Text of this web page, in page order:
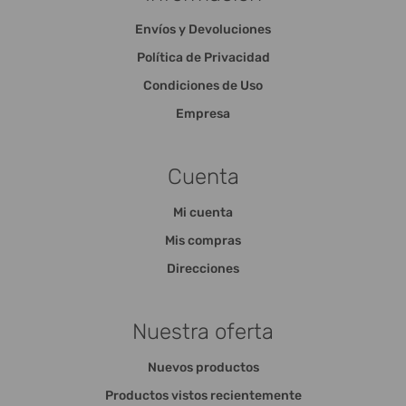
Envíos y Devoluciones
Política de Privacidad
Condiciones de Uso
Empresa
Cuenta
Mi cuenta
Mis compras
Direcciones
Nuestra oferta
Nuevos productos
Productos vistos recientemente